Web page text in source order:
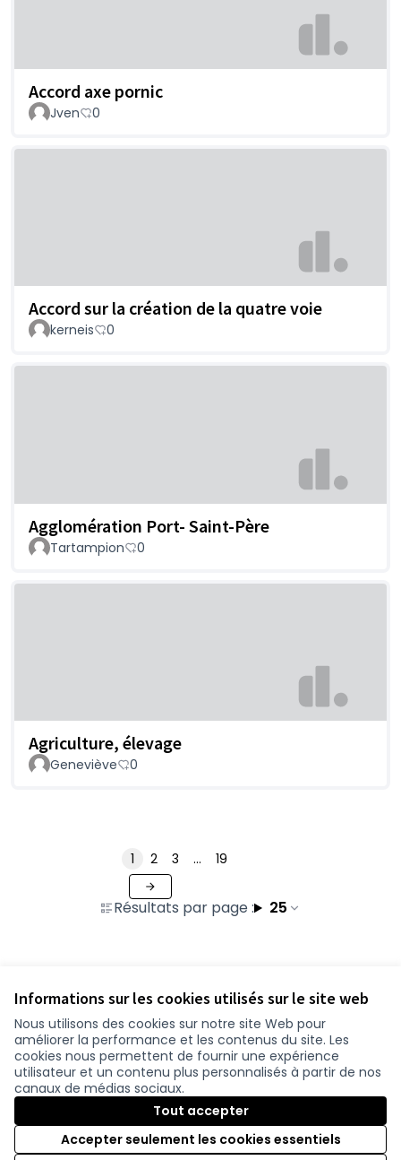
Informations sur les cookies utilisés sur le site web
Nous utilisons des cookies sur notre site Web pour
améliorer la performance et les contenus du site. Les
cookies nous permettent de fournir une expérience
utilisateur et un contenu plus personnalisés à partir de nos
canaux de médias sociaux.
Tout accepter
Accepter seulement les cookies essentiels
Accord axe pornic
Jven 0
Accord sur la création de la quatre voie
kerneis 0
Agglomération Port- Saint-Père
Tartampion 0
Agriculture, élevage
Geneviève 0
Résultats par page : 25
1 2 3 … 19
Conditions d'utilisation
Paramètres des cookies
participer.loire-atlantique.fr sur Facebook
(Nouvelle fenêtre)
participer.loire-atlantique.fr sur Instagram
(Nouvelle fenêtre)
participer.loire-atlantique.fr sur YouTube
(Nouvelle fenêtre)